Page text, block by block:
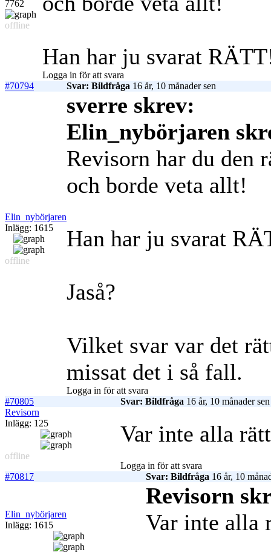
7762
offline
Han har ju svarat
Logga in för att svara
#70794
Svar: Bildfråga 16 år, 10 månader sen
Elin_nybörjaren
Inlägg: 1615
offline
sverre skrev:
Elin_nybörjaren
Revisorn har du den
och borde veta allt!
Han har ju svarat
Jaså?
Vilket svar var det
missat det i så fall.
Logga in för att svara
#70805
Svar: Bildfråga 16 år, 10 månader sen
Revisorn
Inlägg: 125
offline
Var inte alla
Logga in för att svara
#70817
Svar: Bildfråga 16 år, 10
Elin_nybörjaren
Inlägg: 1615
Revisorn
Var inte alla